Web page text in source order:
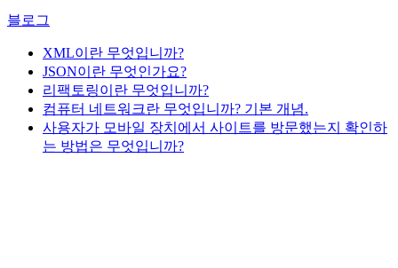
블로그
XML이란 무엇입니까?
JSON이란 무엇인가요?
리팩토링이란 무엇입니까?
컴퓨터 네트워크란 무엇입니까? 기본 개념.
사용자가 모바일 장치에서 사이트를 방문했는지 확인하
는 방법은 무엇입니까?